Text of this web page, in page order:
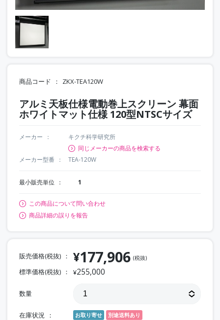
商品コード ZKX-TEA120W
アルミ天板仕様電動巻上スクリーン 幕面
ホワイトマット仕様 120型NTSCサイズ
メーカー
キクチ科学研究所
同じメーカーの商品を検索する
メーカー型番
TEA-120W
最小販売単位 1
この商品について問い合わせ
商品詳細の誤りを報告
販売価格(税抜) ¥177,906 (税抜)
標準価格(税抜) ¥255,000
数量
在庫状況 お取り寄せ 別途送料あり